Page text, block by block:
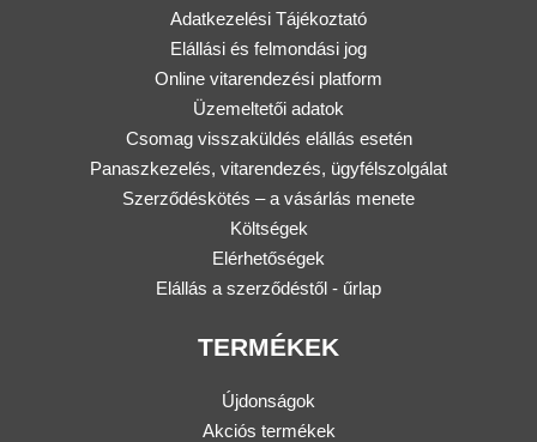
Adatkezelési Tájékoztató
Elállási és felmondási jog
Online vitarendezési platform
Üzemeltetői adatok
Csomag visszaküldés elállás esetén
Panaszkezelés, vitarendezés, ügyfélszolgálat
Szerződéskötés – a vásárlás menete
Költségek
Elérhetőségek
Elállás a szerződéstől - űrlap
TERMÉKEK
Újdonságok
Akciós termékek